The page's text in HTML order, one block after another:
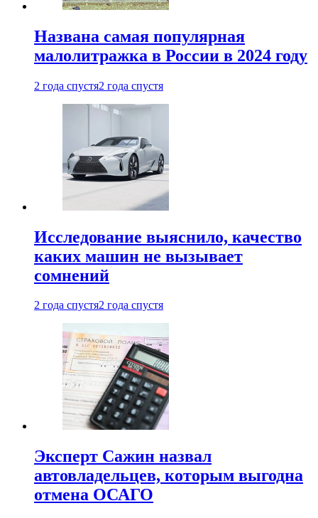
Названа самая популярная
малолитражка в России в 2024 году
2 года спустя2 года спустя
Исследование выяснило, качество
каких машин не вызывает
сомнений
2 года спустя2 года спустя
Эксперт Сажин назвал
автовладельцев, которым выгодна
отмена ОСАГО